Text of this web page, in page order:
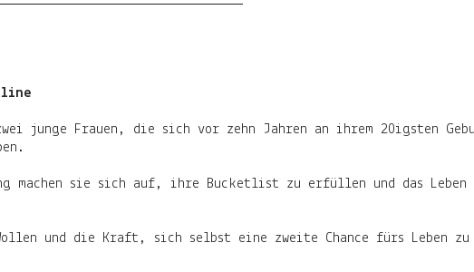
zwei junge Frauen, die sich vor zehn Jahren an ihrem 20igsten
machen sie sich auf, ihre Bucketlist zu erfüllen und das
und die Kraft, sich selbst eine zweite Chance fürs Leben zu